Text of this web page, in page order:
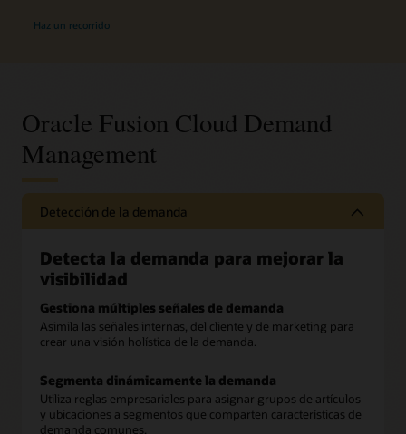
Haz un recorrido
Oracle Fusion Cloud Demand
Management
Detección de la demanda
Detecta la demanda para mejorar la
visibilidad
Gestiona múltiples señales de demanda
Asimila las señales internas, del cliente y de marketing para
crear una visión holística de la demanda.
Segmenta dinámicamente la demanda
Utiliza reglas empresariales para asignar grupos de artículos
y ubicaciones a segmentos que comparten características de
demanda comunes.